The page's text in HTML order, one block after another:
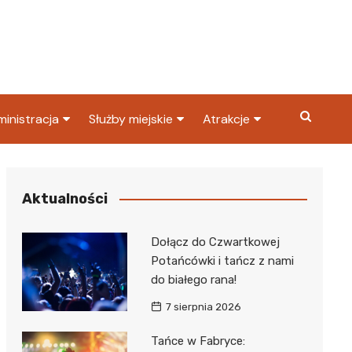
Skarbowy
Służby miejskie
Policja
Atrakcje
Aktualności
Dołącz do Czwartkowej
Potańcówki i tańcz z nami
do białego rana!
7 sierpnia 2026
Tańce w Fabryce: